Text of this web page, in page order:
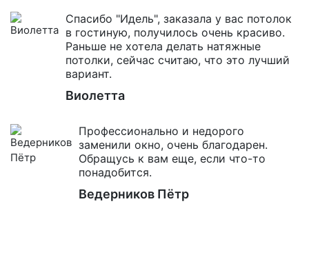
Спасибо "Идель", заказала у вас потолок
в гостиную, получилось очень красиво.
Раньше не хотела делать натяжные
потолки, сейчас считаю, что это лучший
вариант.
Виолетта
Профессионально и недорого
заменили окно, очень благодарен.
Обращусь к вам еще, если что-то
понадобится.
Ведерников Пётр